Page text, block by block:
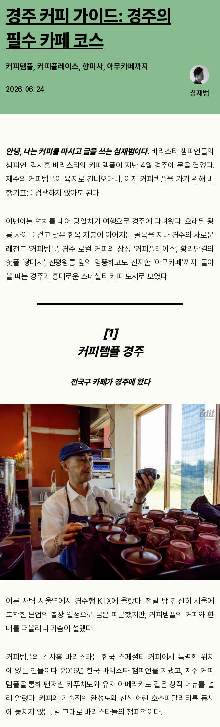
경주 커피 가이드: 경주의
필수 카페 코스
커피템플, 커피플레이스, 향미사, 아무카페까지
2026. 06. 24 심재범
안녕, 나는 커피를 마시고 글을 쓰는 심재범이다. 바리스타 챔피언들의
챔피언, 김사홍 바리스타의 커피템플이 지난 4월 경주에 문을 열었다.
제주의 커피템플이 육지로 건너오다니. 이제 커피템플을 가기 위해 비
행기표를 검색하지 않아도 된다.
이번에는 연차를 내어 당일치기 여행으로 경주에 다녀왔다. 오래된 왕
릉 사이를 걷고 낮은 한옥 지붕이 이어지는 골목을 지나 경주의 새로운
레전드 ‘커피템플’, 경주 로컬 커피의 상징 ‘커피플레이스’, 황리단길의
핫플 ‘향미사’, 진평왕릉 앞의 엉뚱하고도 진지한 ‘아무카페’까지. 돌아
올 때는 경주가 흥미로운 스페셜티 커피 도시로 보였다.
[1]
커피템플 경주
전국구 카페가 경주에 왔다
이른 새벽 서울역에서 경주행 KTX에 올랐다. 전날 밤 간신히 서울에
도착한 본업의 출장 일정으로 몸은 피곤했지만, 커피템플의 커피와 환
대를 떠올리니 가슴이 설렜다.
커피템플의 김사홍 바리스타는 한국 스페셜티 커피에서 특별한 위치
에 있는 인물이다. 2016년 한국 바리스타 챔피언을 지냈고, 제주 커피
템플을 통해 탠저린 카푸치노와 유자 아메리카노 같은 창작 메뉴를 널
리 알렸다. 커피의 기술적인 완성도와 진심 어린 호스피탈리티를 동시
에 놓치지 않는, 말 그대로 바리스타들의 챔피언이다.